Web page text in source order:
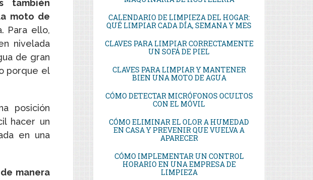
también
moto de
Para ello,
nivelada
de gran
porque el
posición
hacer un
en una
manera
CALENDARIO DE LIMPIEZA DEL HOGAR:
QUÉ LIMPIAR CADA DÍA, SEMANA Y MES
CLAVES PARA LIMPIAR CORRECTAMENTE
UN SOFÁ DE PIEL
CLAVES PARA LIMPIAR Y MANTENER
BIEN UNA MOTO DE AGUA
CÓMO DETECTAR MICRÓFONOS OCULTOS
CON EL MÓVIL
CÓMO ELIMINAR EL OLOR A HUMEDAD
EN CASA Y PREVENIR QUE VUELVA A
APARECER
CÓMO IMPLEMENTAR UN CONTROL
HORARIO EN UNA EMPRESA DE
LIMPIEZA